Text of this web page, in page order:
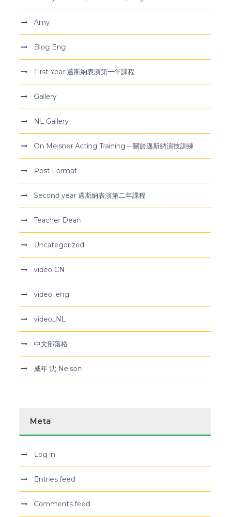
Amy
Blog Eng
First Year 邁斯納表演第一年課程
Gallery
NL Gallery
On Meisner Acting Training – 關於邁斯納演技訓練
Post Format
Second year 邁斯納表演第二年課程
Teacher Dean
Uncategorized
video CN
video_eng
video_NL
中文部落格
威年 沈 Nelson
Meta
Log in
Entries feed
Comments feed